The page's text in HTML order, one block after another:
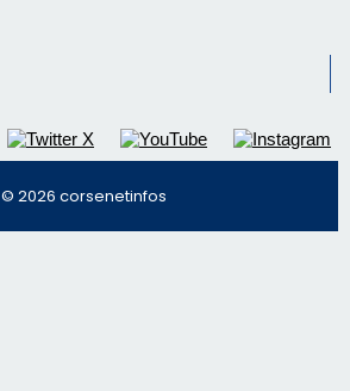
© 2026 corsenetinfos